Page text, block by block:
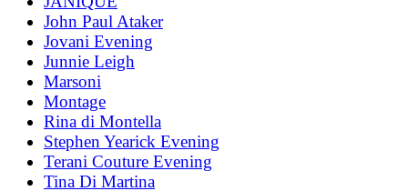
John Paul Ataker
Jovani Evening
Junnie Leigh
Marsoni
Montage
Rina di Montella
Stephen Yearick Evening
Terani Couture Evening
Tina Di Martina